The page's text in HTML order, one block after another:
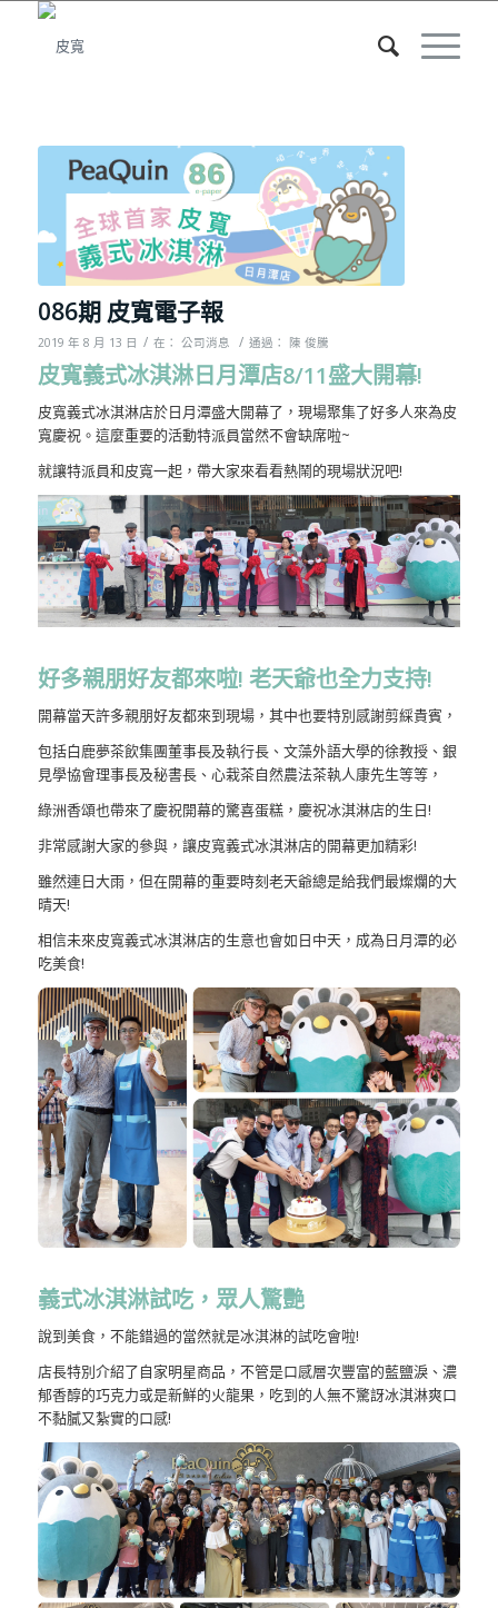
086期 皮寬電子報
2019 年 8 月 13 日 / 在： 公司消息 / 通過： 陳 俊騰
皮寬義式冰淇淋日月潭店8/11盛大開幕!
皮寬義式冰淇淋店於日月潭盛大開幕了，現場聚集了好多人來為皮
寬慶祝。這麼重要的活動特派員當然不會缺席啦~
就讓特派員和皮寬一起，帶大家來看看熱鬧的現場狀況吧!
好多親朋好友都來啦! 老天爺也全力支持!
開幕當天許多親朋好友都來到現場，其中也要特別感謝剪綵貴賓，
包括白鹿夢茶飲集團董事長及執行長、文藻外語大學的徐教授、銀
見學協會理事長及秘書長、心栽茶自然農法茶執人康先生等等，
綠洲香頌也帶來了慶祝開幕的驚喜蛋糕，慶祝冰淇淋店的生日!
非常感謝大家的參與，讓皮寬義式冰淇淋店的開幕更加精彩!
雖然連日大雨，但在開幕的重要時刻老天爺總是給我們最燦爛的大
晴天!
相信未來皮寬義式冰淇淋店的生意也會如日中天，成為日月潭的必
吃美食!
義式冰淇淋試吃，眾人驚艷
說到美食，不能錯過的當然就是冰淇淋的試吃會啦!
店長特別介紹了自家明星商品，不管是口感層次豐富的藍鹽淚、濃
郁香醇的巧克力或是新鮮的火龍果，吃到的人無不驚訝冰淇淋爽口
不黏膩又紮實的口感!